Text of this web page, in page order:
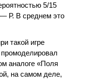
5/15
Р. В среднем это
такой игре
аналоге «Поля
на самом деле,